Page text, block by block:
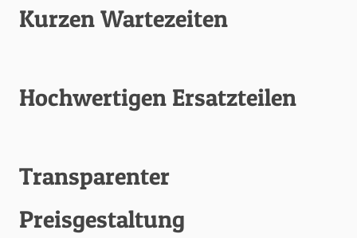
Kurzen Wartezeiten
Hochwertigen Ersatzteilen
Transparenter
Preisgestaltung